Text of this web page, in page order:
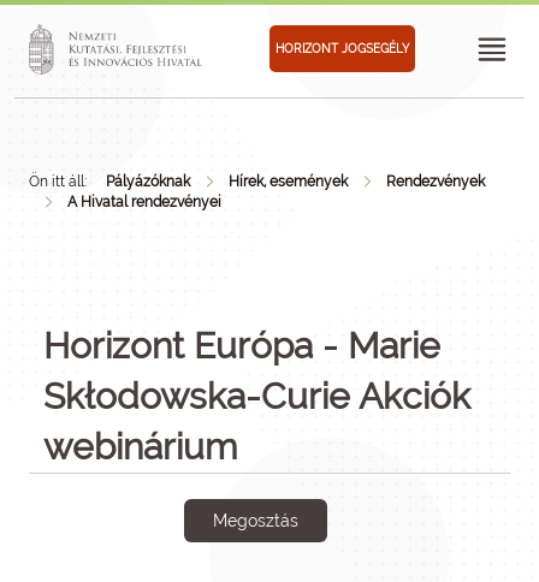
HORIZONT JOGSEGÉLY
Ön itt áll: Pályázóknak Hírek, események
Rendezvények
A Hivatal rendezvényei
Horizont Európa - Marie
Skłodowska-Curie Akciók
webinárium
Megosztás